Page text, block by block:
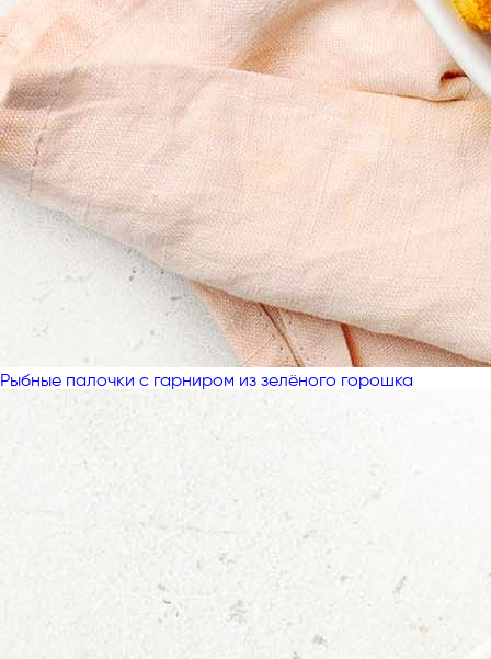
Рыбные палочки с гарниром из зелёного горошка